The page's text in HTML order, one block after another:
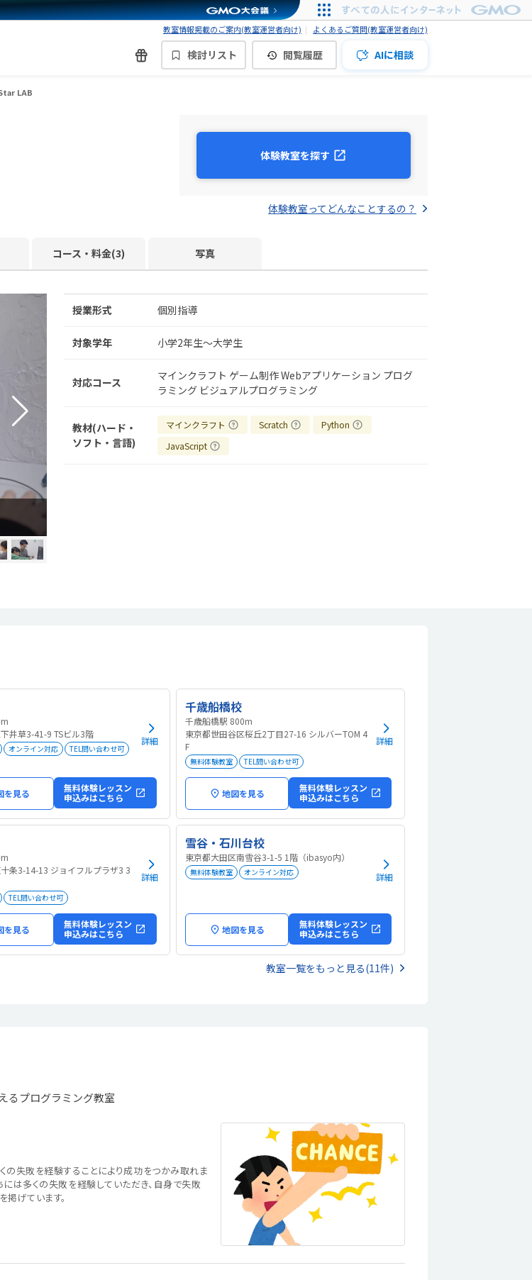
教室情報掲載のご案内(教室運営者向け) よくあるご質問(教室運営者向け)
検討リスト 閲覧履歴 AIに相談
LAB
体験教室を探す
体験教室ってどんなことするの？
コース・料金(3) 写真
授業形式 個別指導
対象学年 小学2年生～大学生
対応コース マインクラフト ゲーム制作Webアプリケーション プログ
ラミング ビジュアルプログラミング
教材(ハード・
ソフト・言語)
マインクラフト Scratch
Python
JavaScript
井草3-41-9 TSビル3階
オンライン対応 TEL問い合わせ可
詳細
を見る
無料体験レッスン
申込みはこちら
千歳船橋校
千歳船橋駅 800m
東京都世田谷区桜丘2丁目27-16 シルバーTOM 4
F
無料体験教室 TEL問い合わせ可
詳細
地図を見る
無料体験レッスン
申込みはこちら
条3-14-13 ジョイフルプラザ3 3
TEL問い合わせ可
詳細
を見る
無料体験レッスン
申込みはこちら
雪谷・石川台校
東京都大田区南雪谷3-1-5 1階（ibasyo内）
無料体験教室 オンライン対応 詳細
地図を見る
無料体験レッスン
申込みはこちら
教室一覧をもっと見る(11件)
るプログラミング教室
の失敗を経験することにより成功をつかみ取れま
は多くの失敗を経験していただき、自身で失敗
げています。